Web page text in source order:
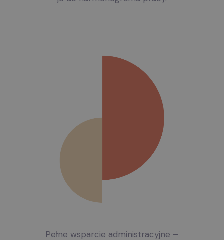
Pełne wsparcie administracyjne –